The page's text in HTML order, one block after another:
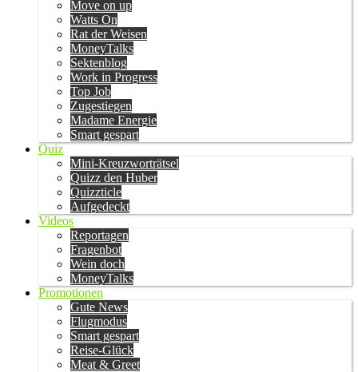
Move on up
Watts On
Rat der Weisen
MoneyTalks
Sektenblog
Work in Progress
Top Job
Zugestiegen
Madame Energie
Smart gespart
Quiz
Mini-Kreuzworträtsel
Quizz den Huber
Quizzticle
Aufgedeckt
Videos
Reportagen
Fragenbot
Wein doch
MoneyTalks
Promotionen
Gute News
Flugmodus
Smart gespart
Reise-Glück
Meat & Greet